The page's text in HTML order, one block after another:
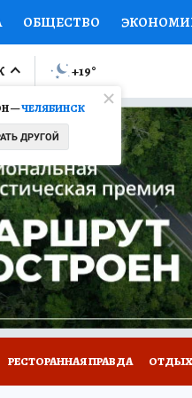
ОБЩЕСТВО
МИР Я ЗНАЮ СЕМЬЯ
СЕРИАЛЫ
КОНКУРСЫ
—ЧЕЛЯБИНСК
ДРУГОЙ
+19°
РЕСТОРАННАЯ ПРАВДА